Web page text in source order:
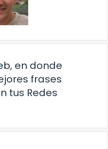
en donde
frases
tus Redes